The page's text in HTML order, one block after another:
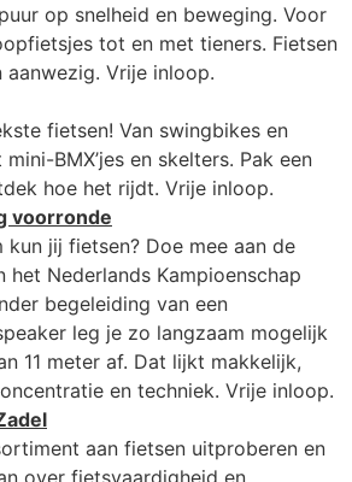
op snelheid en beweging. Voor
tot en met tieners. Fietsen
aanwezig. Vrije inloop.
fietsen! Van swingbikes en
BMX’jes en skelters. Pak een
hoe het rijdt. Vrije inloop.
voorronde
kun jij fietsen? Doe mee aan de
het Nederlands Kampioenschap
begeleiding van een
leg je zo langzaam mogelijk
11 meter af. Dat lijkt makkelijk,
en techniek. Vrije inloop.
aan fietsen uitproberen en
over fietsvaardigheid en